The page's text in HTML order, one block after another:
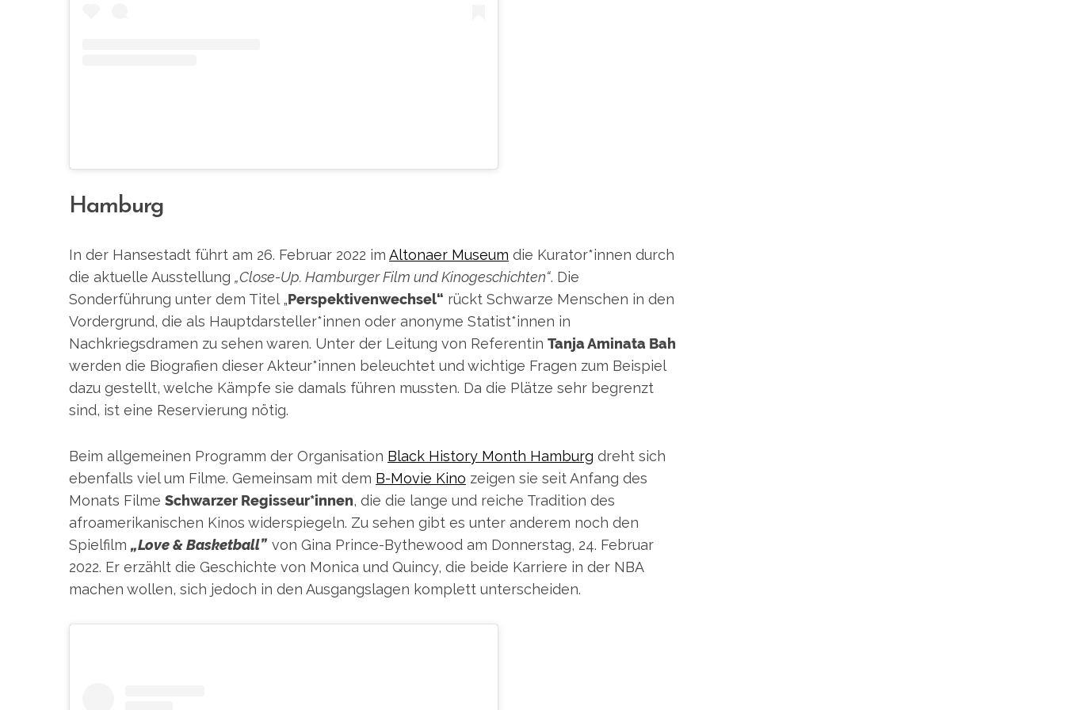
Hamburg
In der Hansestadt führt am 26. Februar 2022 im Altonaer Museum die Kurator*innen durch
die aktuelle Ausstellung „Close-Up. Hamburger Film und Kinogeschichten“. Die
Sonderführung unter dem Titel „Perspektivenwechsel“ rückt Schwarze Menschen in den
Vordergrund, die als Hauptdarsteller*innen oder anonyme Statist*innen in
Nachkriegsdramen zu sehen waren. Unter der Leitung von Referentin Tanja Aminata Bah
werden die Biografien dieser Akteur*innen beleuchtet und wichtige Fragen zum Beispiel
dazu gestellt, welche Kämpfe sie damals führen mussten. Da die Plätze sehr begrenzt
sind, ist eine Reservierung nötig.
Beim allgemeinen Programm der Organisation Black History Month Hamburg dreht sich
ebenfalls viel um Filme. Gemeinsam mit dem B-Movie Kino zeigen sie seit Anfang des
Monats Filme Schwarzer Regisseur*innen, die die lange und reiche Tradition des
afroamerikanischen Kinos widerspiegeln. Zu sehen gibt es unter anderem noch den
Spielfilm „Love & Basketball” von Gina Prince-Bythewood am Donnerstag, 24. Februar
2022. Er erzählt die Geschichte von Monica und Quincy, die beide Karriere in der NBA
machen wollen, sich jedoch in den Ausgangslagen komplett unterscheiden.
h
o